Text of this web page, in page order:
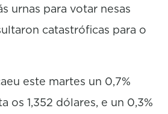
urnas para votar nesas
catastróficas para o
este martes un 0,7%
os 1,352 dólares, e un 0,3%